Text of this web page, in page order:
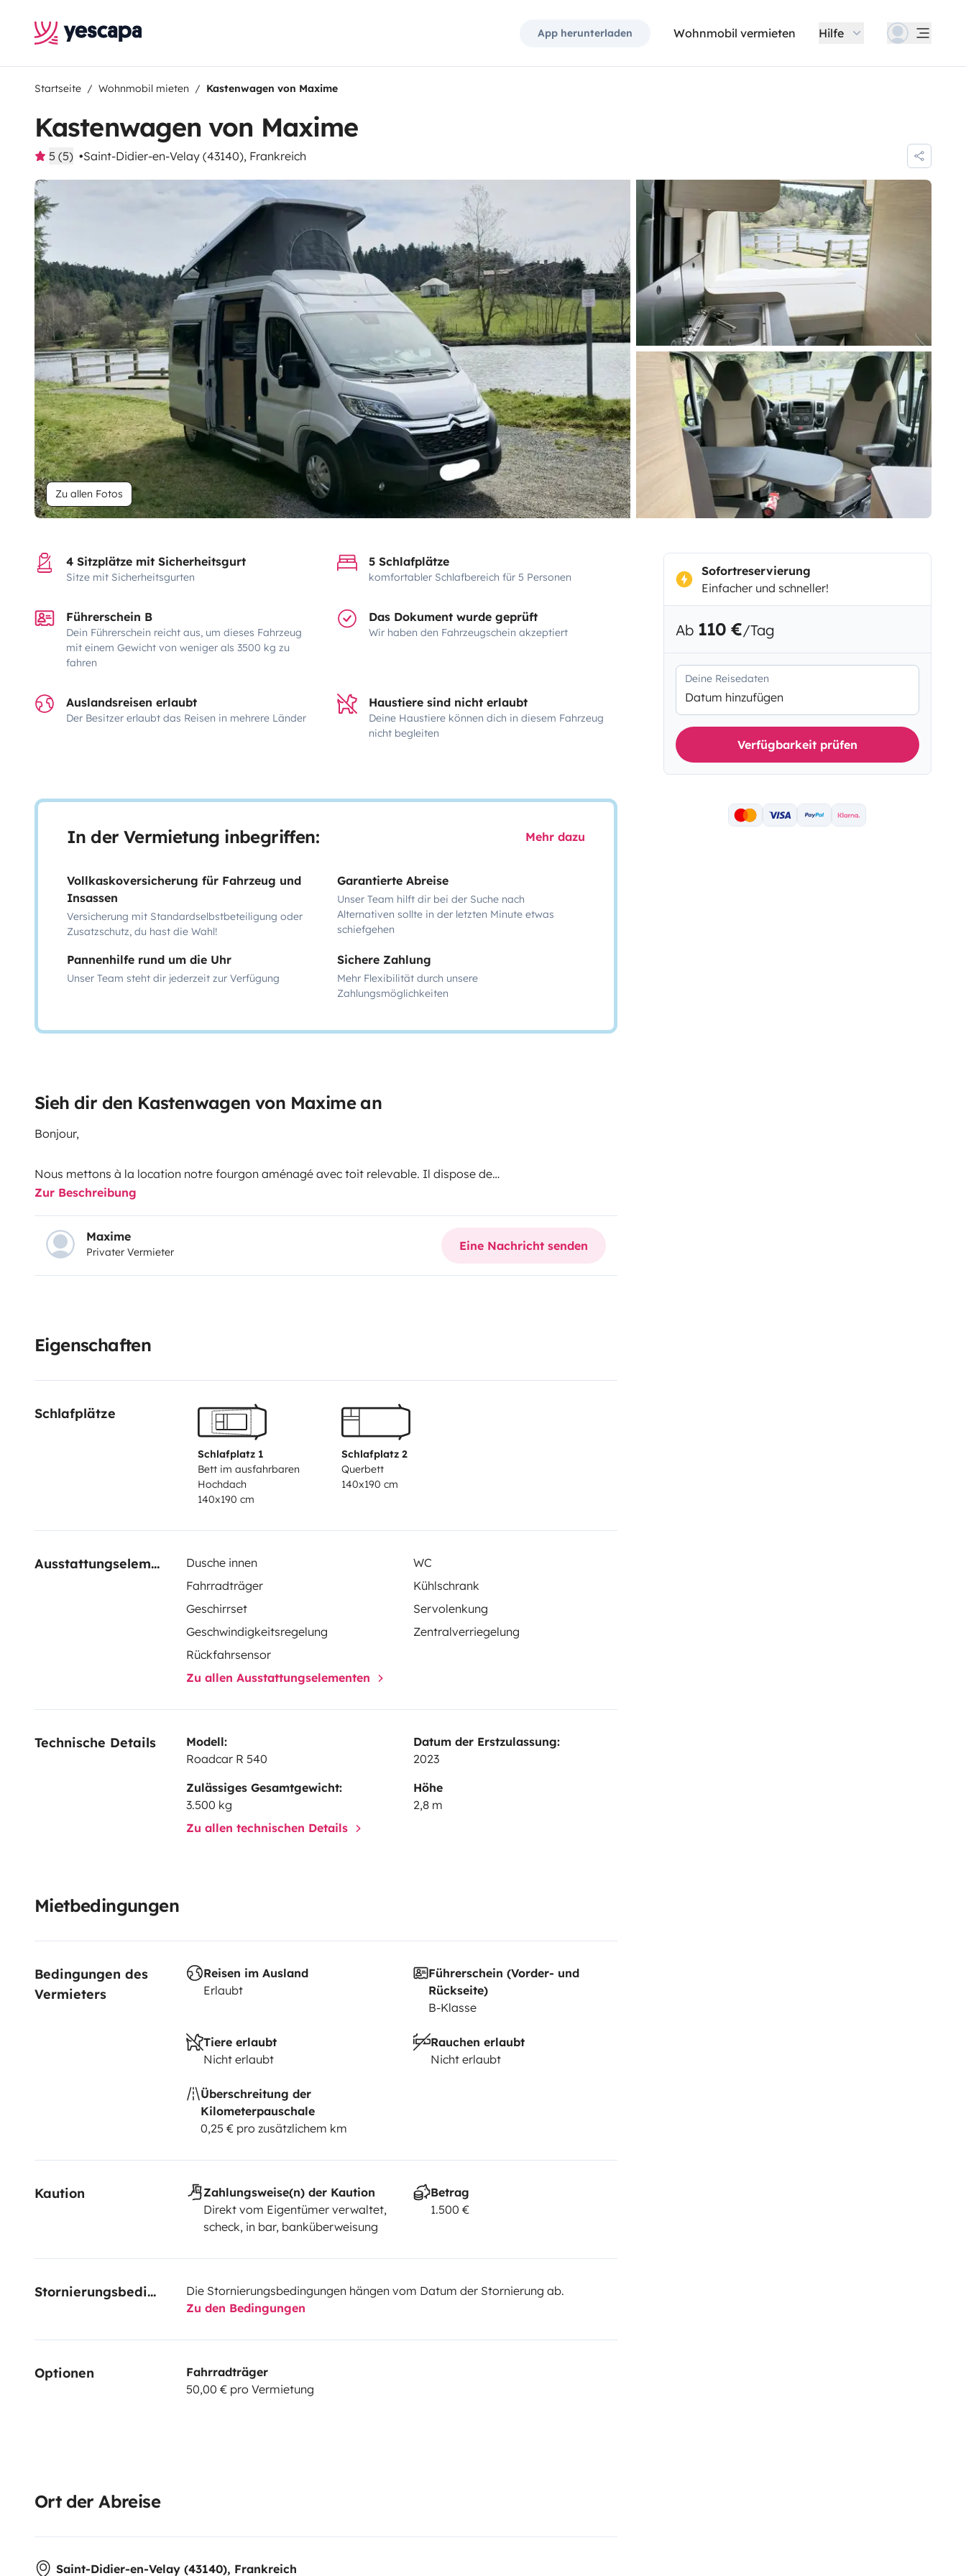
App herunterladen Wohnmobil vermieten Hilfe
Startseite Wohnmobil mieten Kastenwagen von Maxime
Kastenwagen von Maxime
5 (5) Saint-Didier-en-Velay (43140), Frankreich
Zu allen Fotos
4 Sitzplätze mit Sicherheitsgurt
Sitze mit Sicherheitsgurten
5 Schlafplätze
komfortabler Schlafbereich für 5 Personen
Führerschein B
Dein Führerschein reicht aus, um dieses Fahrzeug
mit einem Gewicht von weniger als 3500 kg zu
fahren
Das Dokument wurde geprüft
Wir haben den Fahrzeugschein akzeptiert
Auslandsreisen erlaubt
Der Besitzer erlaubt das Reisen in mehrere Länder
Haustiere sind nicht erlaubt
Deine Haustiere können dich in diesem Fahrzeug
nicht begleiten
In der Vermietung inbegriffen: Mehr dazu
Vollkaskoversicherung für Fahrzeug und
Insassen
Versicherung mit Standardselbstbeteiligung oder
Zusatzschutz, du hast die Wahl!
Garantierte Abreise
Unser Team hilft dir bei der Suche nach
Alternativen sollte in der letzten Minute etwas
schiefgehen
Pannenhilfe rund um die Uhr
Unser Team steht dir jederzeit zur Verfügung
Sichere Zahlung
Mehr Flexibilität durch unsere
Zahlungsmöglichkeiten
Sieh dir den Kastenwagen von Maxime an
Bonjour,
Nous mettons à la location notre fourgon aménagé avec toit relevable. Il dispose de
4 places assises et de 5 couchages. Il est équipé d'un attelage pour mettre un porte
vélo. Il est possible d'avoir en sus un porte 4 vélos.
Il est équipé de tout le confort nécessaire, d'une salle d'eau avec douche et toilettes,
d'une cuisine avec deux brûleurs, d'un lavabo.
Pour plus d'infos n'hésitez pas à me contacter.
Zur Beschreibung
Maxime
Privater Vermieter Eine Nachricht senden
Eigenschaften
Schlafplätze
Schlafplatz 1
Bett im ausfahrbaren
Hochdach
140x190 cm
Schlafplatz 2
Querbett
140x190 cm
Ausstattungselemente Dusche innen
WC
Fahrradträger
Kühlschrank
Geschirrset
Servolenkung
Geschwindigkeitsregelung
Zentralverriegelung
Rückfahrsensor
Zu allen Ausstattungselementen
Technische Details
Modell:
Roadcar R 540
Datum der Erstzulassung:
2023
Zulässiges Gesamtgewicht:
3.500 kg
Höhe
2,8 m
Zu allen technischen Details
Mietbedingungen
Bedingungen des
Vermieters
Reisen im Ausland
Erlaubt
Führerschein (Vorder- und
Rückseite)
B-Klasse
Tiere erlaubt
Nicht erlaubt
Rauchen erlaubt
Nicht erlaubt
Überschreitung der
Kilometerpauschale
0,25 € pro zusätzlichem km
Kaution
Zahlungsweise(n) der Kaution
Direkt vom Eigentümer verwaltet,
scheck, in bar, banküberweisung
Betrag
1.500 €
Stornierungsbedingungen
Die Stornierungsbedingungen hängen vom Datum der Stornierung ab.
Zu den Bedingungen
Optionen
Fahrradträger
50,00 € pro Vermietung
Ort der Abreise
Saint-Didier-en-Velay (43140), Frankreich
Sofortreservierung
Einfacher und schneller!
Ab 110 €/Tag
Deine Reisedaten
Datum hinzufügen
Verfügbarkeit prüfen